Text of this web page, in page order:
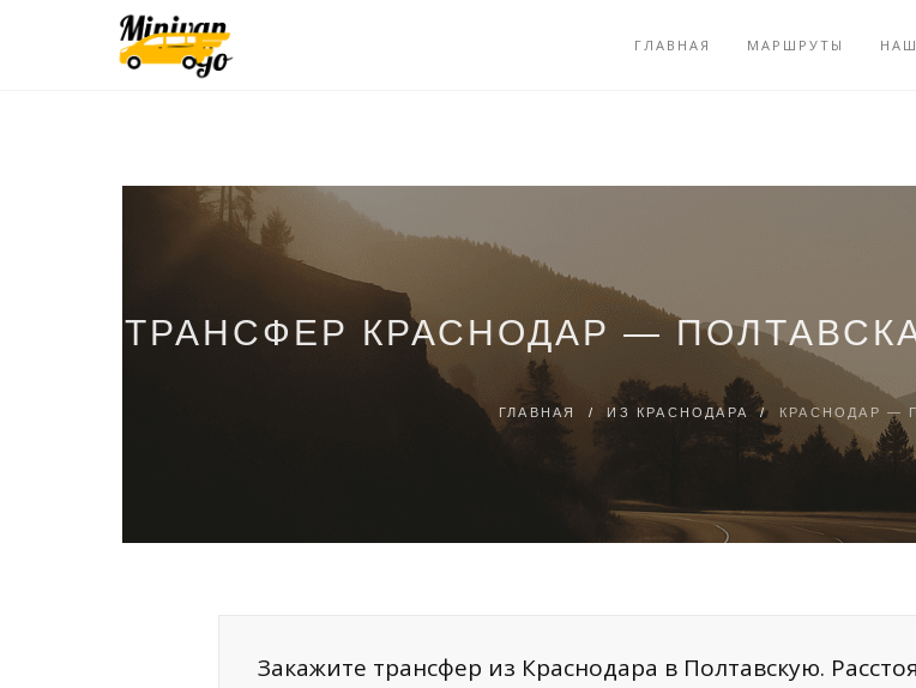
ГЛАВНАЯ МАРШРУТЫ
ТРАНСФЕР КРАСНОДАР —
ГЛАВНАЯ / ИЗ КРАСНОДАРА / КРАСНОДАР —
Закажите трансфер из Краснодара в Полтавскую.